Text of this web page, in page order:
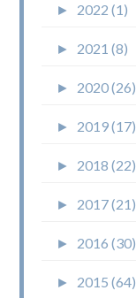
► 2022 (1)
► 2021 (8)
► 2020 (26)
► 2019 (17)
► 2018 (22)
► 2017 (21)
► 2016 (30)
► 2015 (64)